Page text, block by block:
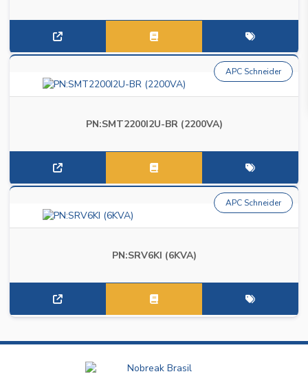
PN:SMT2200I2U-BR (2200VA)
APC Schneider
PN:SRV6KI (6KVA)
APC Schneider